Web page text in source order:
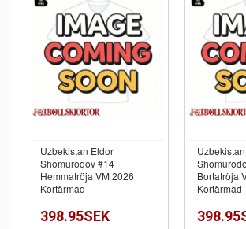
Uzbekistan Eldor
Shomurodov #14
Hemmatröja VM 2026
Kortärmad
398.95SEK
Bortatröja
Kortärmad